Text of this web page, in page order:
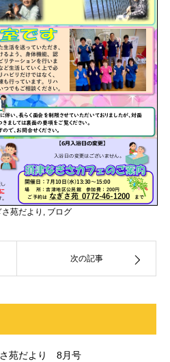
苑だより , ブログ
次の記事
苑だより 8月号